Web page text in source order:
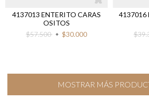
4137013 ENTERITO CARAS
OSITOS
$57.500
$30.000
4137016
MOSTRAR MÁS